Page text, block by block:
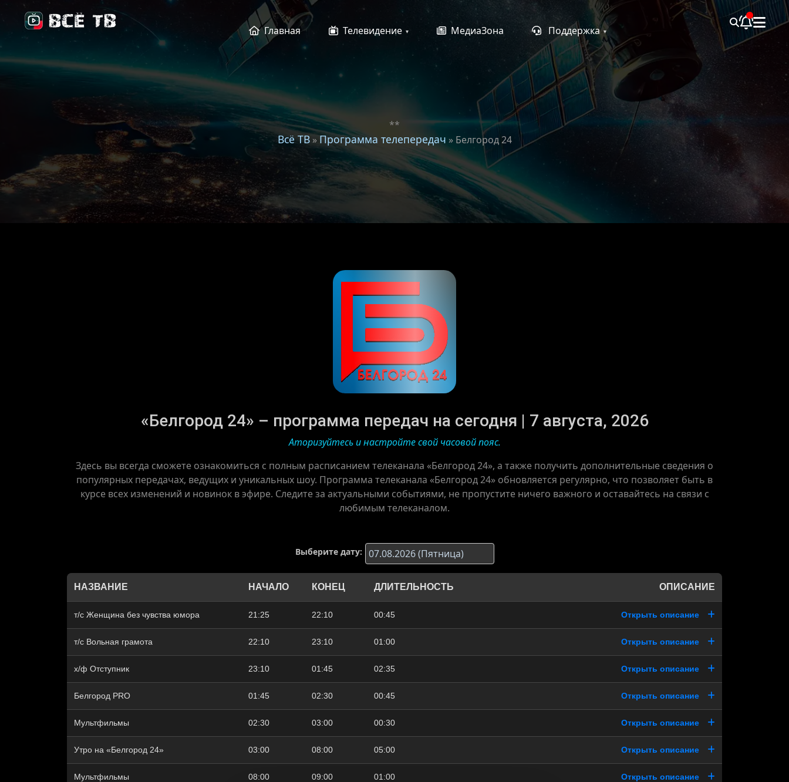
Главная Телевидение МедиаЗона Поддержка
**
Всё ТВ»Программа телепередач » Белгород 24
«Белгород 24» – программа передач на сегодня | 7 августа, 2026
Аторизуйтесь и настройте свой часовой пояс.
Здесь вы всегда сможете ознакомиться с полным расписанием телеканала «Белгород 24», а также получить дополнительные сведения о
популярных передачах, ведущих и уникальных шоу. Программа телеканала «Белгород 24» обновляется регулярно, что позволяет быть в
курсе всех изменений и новинок в эфире. Следите за актуальными событиями, не пропустите ничего важного и оставайтесь на связи с
любимым телеканалом.
Выберите дату:
НАЗВАНИЕ НАЧАЛО КОНЕЦ ДЛИТЕЛЬНОСТЬ ОПИСАНИЕ
т/с Женщина без чувства юмора 21:25 22:10 00:45 Открыть описание
т/с Вольная грамота 22:10 23:10 01:00 Открыть описание
х/ф Отступник 23:10 01:45 02:35 Открыть описание
Белгород PRO 01:45 02:30 00:45 Открыть описание
Mультфильмы 02:30 03:00 00:30 Открыть описание
Утро на «Белгород 24» 03:00 08:00 05:00 Открыть описание
Mультфильмы 08:00 09:00 01:00 Открыть описание